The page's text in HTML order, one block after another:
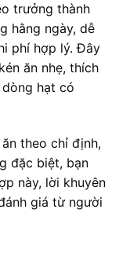
trưởng thành
hằng ngày, dễ
phí hợp lý. Đây
ăn nhẹ, thích
hạt có
theo chỉ định,
đặc biệt, bạn
này, lời khuyên
giá từ người